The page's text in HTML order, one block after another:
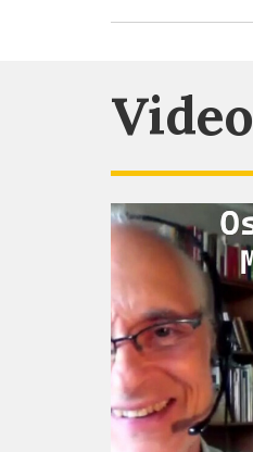
Video